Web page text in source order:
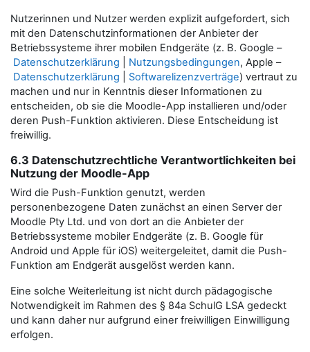
Nutzerinnen und Nutzer werden explizit aufgefordert, sich
mit den Datenschutzinformationen der Anbieter der
Betriebssysteme ihrer mobilen Endgeräte (z. B. Google –
Datenschutzerklärung
Nutzungsbedingungen, Apple –
Datenschutzerklärung
Softwarelizenzverträge) vertraut zu
machen und nur in Kenntnis dieser Informationen zu
entscheiden, ob sie die Moodle-App installieren und/oder
deren Push-Funktion aktivieren. Diese Entscheidung ist
freiwillig.
6.3 Datenschutzrechtliche Verantwortlichkeiten bei
Nutzung der Moodle-App
Wird die Push-Funktion genutzt, werden
personenbezogene Daten zunächst an einen Server der
Moodle Pty Ltd. und von dort an die Anbieter der
Betriebssysteme mobiler Endgeräte (z. B. Google für
Android und Apple für iOS) weitergeleitet, damit die Push-
Funktion am Endgerät ausgelöst werden kann.
Eine solche Weiterleitung ist nicht durch pädagogische
Notwendigkeit im Rahmen des § 84a SchulG LSA gedeckt
und kann daher nur aufgrund einer freiwilligen Einwilligung
erfolgen.